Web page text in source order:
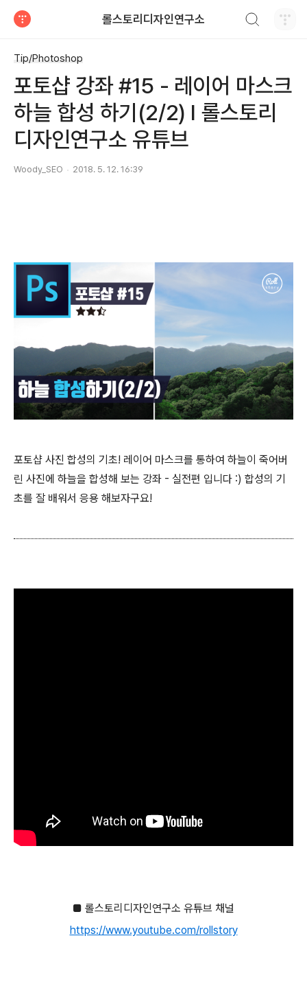
롤스토리디자인연구소
Tip/Photoshop
포토샵 강좌 #15 - 레이어 마스크
하늘 합성 하기(2/2) I 롤스토리
디자인연구소 유튜브
Woody_SEO 2018. 5. 12. 16:39
포토샵 사진 합성의 기초! 레이어 마스크를 통하여 하늘이 죽어버
린 사진에 하늘을 합성해 보는 강좌 - 실전편 입니다 :) 합성의 기
초를 잘 배워서 응용 해보자구요!
■ 롤스토리디자인연구소 유튜브 채널
https://www.youtube.com/rollstory